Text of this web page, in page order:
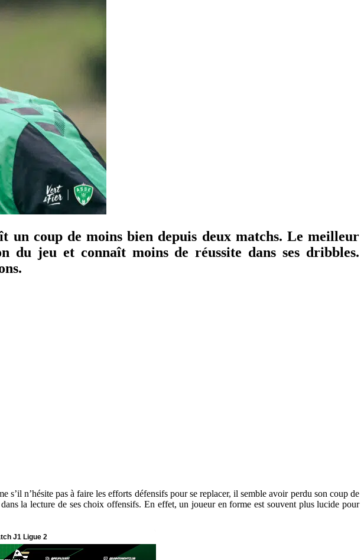
un coup de moins bien depuis deux matchs. Le meilleur
du jeu et connaît moins de réussite dans ses dribbles.
n’hésite pas à faire les efforts défensifs pour se replacer, il semble avoir perdu son coup de
la lecture de ses choix offensifs. En effet, un joueur en forme est souvent plus lucide pour